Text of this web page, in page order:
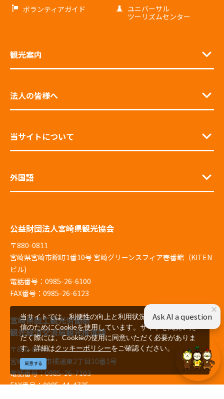
ボランティアガイド
ユニバーサル
ツーリズムセンター
観光案内
法人の皆様へ
当サイトについて
外国語
公益財団法人宮崎県観光協会
〒880-0811
宮崎県宮崎市錦町1番10号 宮崎グリーンスフィア壱番館（KITEN
ビル)
電話番号：0985-26-6100
FAX番号：0985-26-6123
宮崎県商工観光労働部
観光経済交流局観光推進課
〒880-8501
宮崎県宮崎市橘通東2丁目10番1号
電話番号：0985-26-7103
FAX番号：0985-44-4725
当サイトでは、利便性の向上と利用状況の解析、広告配
信のためにCookieを使用しています。サイトを閲覧いた
だく際には、Cookieの使用に同意いただく必要がありま
す。詳細はクッキーポリシーをご確認ください。
同意する
×
Ask AI a question